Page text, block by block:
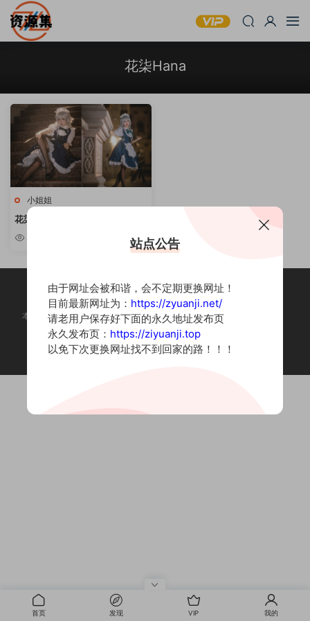
花柒Hana
小姐姐
花柒Hana – COSPLAY写真套图
合集 [持续更新]
本站为摄影写真图片网站，内容来自网络收集整理，仅作个人学习使用。
如有违法内容请联系删除
Copyright © 2022 资源集
首页 发现 VIP 我的
站点公告
由于网址会被和谐，会不定期更换网址！
目前最新网址为： https://zyuanji.net/
请老用户保存好下面的永久地址发布页
永久发布页： https://ziyuanji.top
以免下次更换网址找不到回家的路！！！